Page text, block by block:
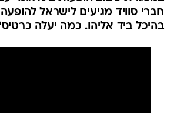
חברי סוויד מגיעים לישראל
בהיכל ביד אליהו. כמה יעלה